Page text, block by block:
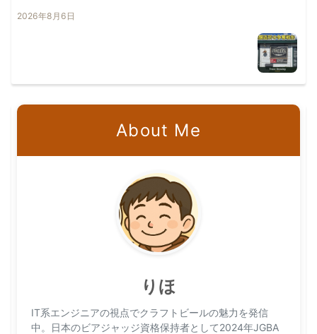
2026年8月6日
About Me
りほ
IT系エンジニアの視点でクラフトビールの魅力を発信
中。日本のビアジャッジ資格保持者として2024年JGBA